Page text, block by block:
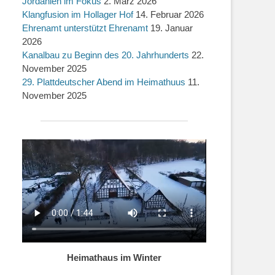
Klangfusion im Hollager Hof 14. Februar 2026
Ehrenamt unterstützt Ehrenamt 19. Januar
2026
Kanalbau zu Beginn des 20. Jahrhunderts 22.
November 2025
29. Plattdeutscher Abend im Heimathuus 11.
November 2025
Heimathaus im Winter